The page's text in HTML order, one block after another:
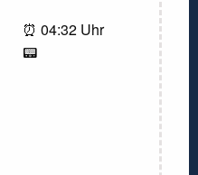
⏰ 04:32 Uhr
📟